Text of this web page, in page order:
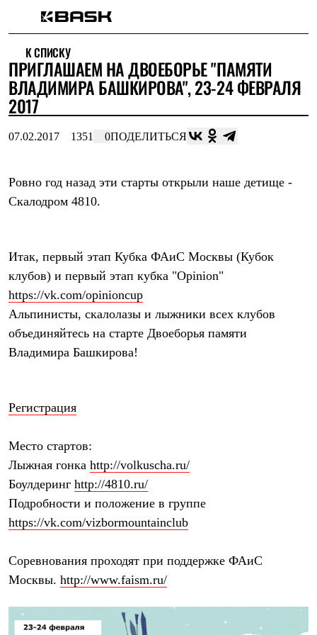
Интернет-магазин
Мужская одежда
Утепленная пухом
Куртки
Брюки
Комбинезоны
Штормовая одежда
Куртки
Брюки
Флисовая одежда
Куртки
Брюки
Жилеты
Теплое термобелье
Среднее термобелье
Легкое термобелье
Рубашки
Толстовки
Шорты
Утепленная пухом
Куртки
Брюки
Жилеты
Утепленная синтетикой
Штормовая одежда
Куртки
Куртки
Брюки
Лёгкая одежда
К СПИСКУ
ПРИГЛАШАЕМ НА ДВОЕБОРЬЕ "ПАМЯТИ
ВЛАДИМИРА БАШКИРОВА", 23-24 ФЕВРАЛЯ
2017
07.02.2017 1351 0ПОДЕЛИТЬСЯ
Ровно год назад эти старты открыли наше детище -
Скалодром 4810.
Итак, первый этап Кубка ФАиС Москвы (Кубок
клубов) и первый этап кубка "Opinion"
https://vk.com/opinioncup
Альпинисты, скалолазы и лыжники всех клубов
объединяйтесь на старте Двоеборья памяти
Владимира Башкирова!
Регистрация
Место стартов:
Лыжная гонка http://volkuscha.ru/
Боулдеринг http://4810.ru/
Подробности и положение в группе
https://vk.com/vizbormountainclub
Соревнования проходят при поддержке ФАиС
Москвы. http://www.faism.ru/